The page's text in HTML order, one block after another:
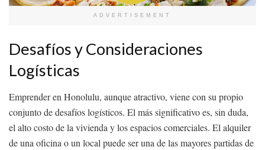
ADVERTISEMENT
Desafíos y Consideraciones
Logísticas
Emprender en Honolulu, aunque atractivo, viene con su propio
conjunto de desafíos logísticos. El más significativo es, sin duda,
el alto costo de la vivienda y los espacios comerciales. El alquiler
de una oficina o un local puede ser una de las mayores partidas de